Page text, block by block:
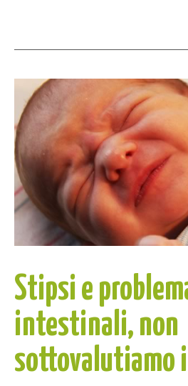
Stipsi e
intestinali, non
sottovalutiamo